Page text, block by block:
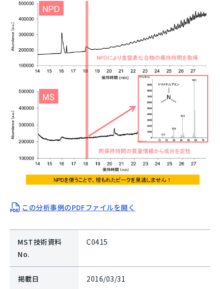
この分析事例のPDFファイルを開く
MST技術資料
No.
C0415
掲載日 2016/03/31